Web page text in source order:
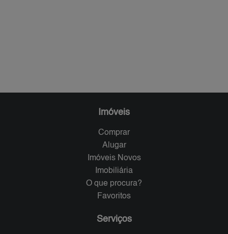
Imóveis
Comprar
Alugar
Imóveis Novos
Imobiliária
O que procura?
Favoritos
Serviços